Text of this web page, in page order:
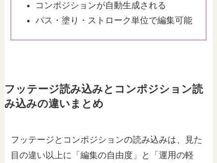
コンポジションが自動生成される
パス・塗り・ストローク単位で編集可能
フッテージ読み込みとコンポジション読
み込みの違いまとめ
フッテージとコンポジションの読み込みは、見た
目の違い以上に「編集の自由度」と「運用の軽